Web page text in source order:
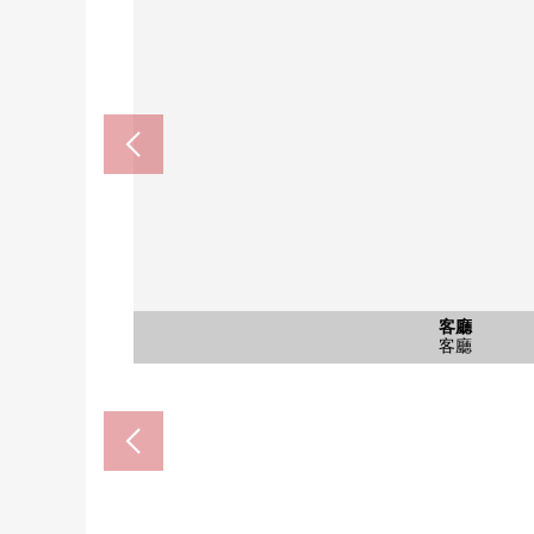
客廳
客廳
外觀
外觀
客廳
客廳
客廳
客廳
客廳
客廳
廚房
廚房
公共汽車
公共汽車
洗臉
洗臉
洗臉
洗臉
廁所
廁所
西式房間
4.2張塌塌米西式房間
西式房間
4.2張塌塌米西式房間
西式房間
5.6張塌塌米西式房間
西式房間
5.6張塌塌米西式房間
西式房間
6.1張塌塌米西式房間
西式房間
6.1張塌塌米西式房間
其他內省
理智的區域
院子
專用院子
院子
專用院子
門口
門口
門口
門口
門口
門口
收納
門口脫下的鞋收納
入口
南側入口
入口
南側
入口
北側入口
外觀
外觀
停車場
停車場
其他當地
腳踏車停放處
LIFE綠葉白鳥台商店(約
Fit Care DEPOT白鳥台商店(
白鳥台第2公園(約380m)
橫濱市立五月丘小學(約
橫濱市立谷本中學(約
原內科醫院(約930m)
Mybasket田奈站前店(約